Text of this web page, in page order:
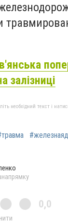
залізниці
необхідний текст і
0,0